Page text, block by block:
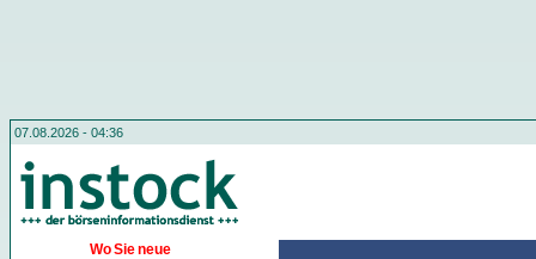
07.08.2026 - 04:36
Wo Sie neue